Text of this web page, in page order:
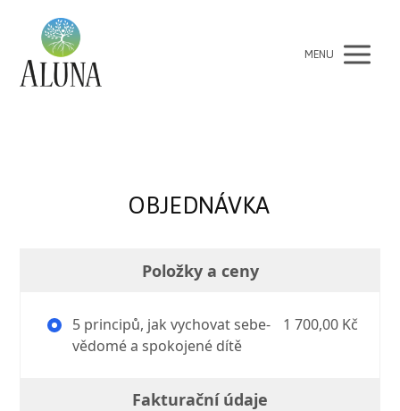
MENU
OBJEDNÁVKA
Položky a ceny
5 principů, jak vychovat sebe-
vědomé a spokojené dítě
1 700,00 Kč
Fakturační údaje